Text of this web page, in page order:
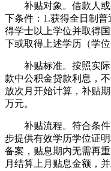
补贴对象。借款人或
下条件：1.获得全日制
得学士以上学位并取得
下或取得上述学历（学位
补贴标准。按照实际
款中公积金贷款利息，
放次月开始计算，补贴
万元。
补贴流程。符合条件
步提供有效学历学位证
备案，贴息期内无需再
月结算上月贴息金额，